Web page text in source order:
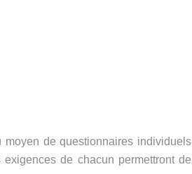
de questionnaires individuels
de chacun permettront de